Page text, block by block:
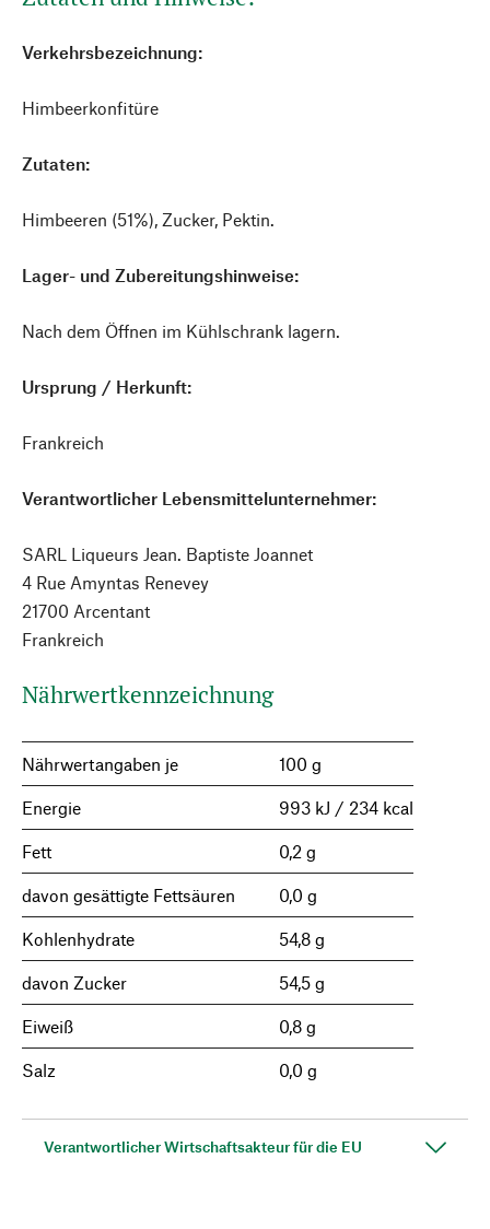
Verkehrsbezeichnung:
Himbeerkonfitüre
Zutaten:
Himbeeren (51%), Zucker, Pektin.
Lager- und Zubereitungshinweise:
Nach dem Öffnen im Kühlschrank lagern.
Ursprung / Herkunft:
Frankreich
Verantwortlicher Lebensmittelunternehmer:
SARL Liqueurs Jean. Baptiste Joannet
4 Rue Amyntas Renevey
21700 Arcentant
Frankreich
Nährwertkennzeichnung
Nährwertangaben je 100 g
Energie 993 kJ / 234 kcal
Fett 0,2 g
davon gesättigte Fettsäuren 0,0 g
Kohlenhydrate 54,8 g
davon Zucker 54,5 g
Eiweiß 0,8 g
Salz 0,0 g
Verantwortlicher Wirtschaftsakteur für die EU